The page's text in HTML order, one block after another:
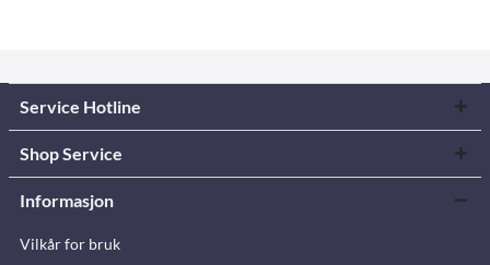
Service Hotline
Shop Service
Informasjon
Vilkår for bruk